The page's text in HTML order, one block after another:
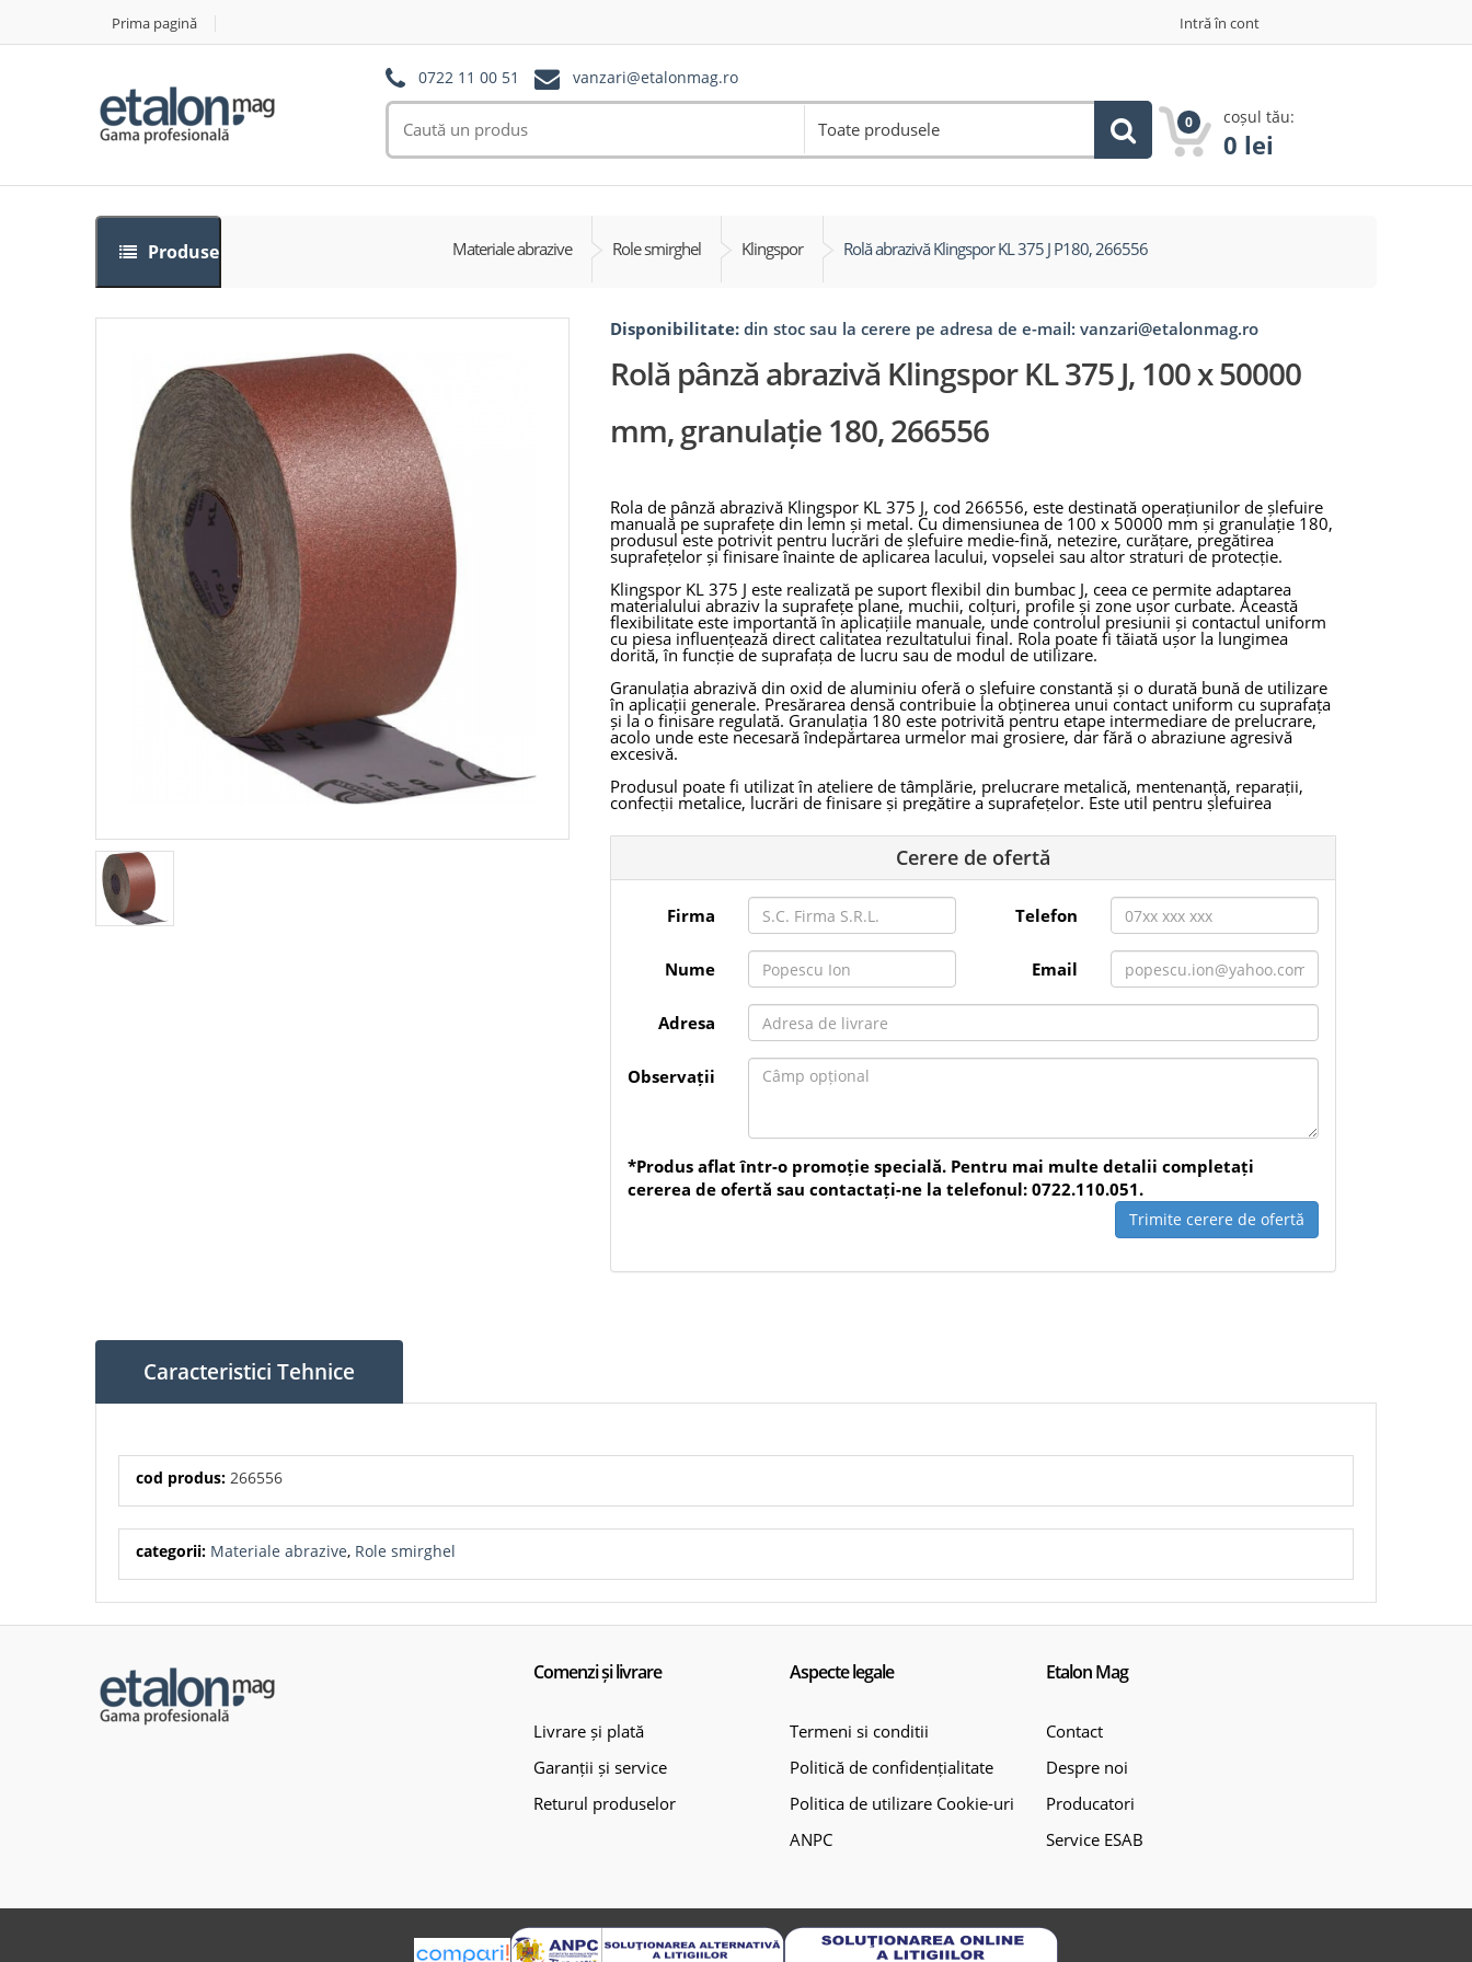
Prima pagină Intră în cont
0722 11 00 51 vanzari@etalonmag.ro
Toate produsele 0 coșul tău:
0 lei
Produse Materiale abrazive Role smirghel Klingspor Rolă abrazivă Klingspor KL 375 J P180, 266556
Disponibilitate:din stoc sau la cerere pe adresa de e-mail: vanzari@etalonmag.ro
Rolă pânză abrazivă Klingspor KL 375 J, 100 x 50000
mm, granulație 180, 266556
Rola de pânză abrazivă Klingspor KL 375 J, cod 266556, este destinată operațiunilor de șlefuire
manuală pe suprafețe din lemn și metal. Cu dimensiunea de 100 x 50000 mm și granulație 180,
produsul este potrivit pentru lucrări de șlefuire medie-fină, netezire, curățare, pregătirea
suprafețelor și finisare înainte de aplicarea lacului, vopselei sau altor straturi de protecție.
Klingspor KL 375 J este realizată pe suport flexibil din bumbac J, ceea ce permite adaptarea
materialului abraziv la suprafețe plane, muchii, colțuri, profile și zone ușor curbate. Această
flexibilitate este importantă în aplicațiile manuale, unde controlul presiunii și contactul uniform
cu piesa influențează direct calitatea rezultatului final. Rola poate fi tăiată ușor la lungimea
dorită, în funcție de suprafața de lucru sau de modul de utilizare.
Granulația abrazivă din oxid de aluminiu oferă o șlefuire constantă și o durată bună de utilizare
în aplicații generale. Presărarea densă contribuie la obținerea unui contact uniform cu suprafața
și la o finisare regulată. Granulația 180 este potrivită pentru etape intermediare de prelucrare,
acolo unde este necesară îndepărtarea urmelor mai grosiere, dar fără o abraziune agresivă
excesivă.
Produsul poate fi utilizat în ateliere de tâmplărie, prelucrare metalică, mentenanță, reparații,
confecții metalice, lucrări de finisare și pregătire a suprafețelor. Este util pentru șlefuirea
și pentru retușuri înainte de vopsire sau lăcuire.
Formatul de rolă de 50 metri oferă flexibilitate ridicată în utilizare, deoarece permite debitarea
materialului abraziv în bucăți adaptate fiecărei lucrări. Lățimea de 100 mm este practică pentru
șlefuirea manuală eficientă a pieselor de dimensiuni variate, oferind o suprafață de contact
suficientă pentru lucru rapid și controlat.
Klingspor KL 375 J, granulație 180, este o soluție practică pentru utilizatorii care au nevoie de o
pânză abrazivă flexibilă, rezistentă și ușor de folosit în aplicații generale pe lemn și metal.
Combinația dintre suportul din bumbac J, granulația din oxid de aluminiu și formatul de rolă
asigură versatilitate, control bun și rezultate uniforme în șlefuirea manuală.
Caracteristici:
Model: KL 375 J
Cod produs: 266556
Granulație: 180
Material abraziv: oxid de aluminiu / corindon
Suport: bumbac J
Aplicații recomandate: lemn, metal
Cerere de ofertă
Firma
Nume
Telefon
Email
Adresa
Observații
*Produs aflat într-o promoție specială. Pentru mai multe detalii completați
cererea de ofertă sau contactați-ne la telefonul: 0722.110.051.
Trimite cerere de ofertă
Caracteristici Tehnice
cod produs: 266556
categorii: Materiale abrazive, Role smirghel
Comenzi și livrare
Livrare și plată
Garanții și service
Returul produselor
Aspecte legale
Termeni si conditii
Politică de confidențialitate
Politica de utilizare Cookie-uri
ANPC
Etalon Mag
Contact
Despre noi
Producatori
Service ESAB